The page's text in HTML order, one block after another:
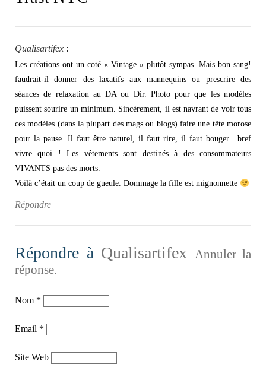
Qualisartifex :
Les créations ont un coté « Vintage » plutôt sympas. Mais bon sang!
faudrait-il donner des laxatifs aux mannequins ou prescrire des
séances de relaxation au DA ou Dir. Photo pour que les modèles
puissent sourire un minimum. Sincèrement, il est navrant de voir tous
ces modèles (dans la plupart des mags ou blogs) faire une tête morose
pour la pause. Il faut être naturel, il faut rire, il faut bouger…bref
vivre quoi ! Les vêtements sont destinés à des consommateurs
VIVANTS pas des morts.
Voilà c’était un coup de gueule. Dommage la fille est mignonnette
Répondre
Répondre à Qualisartifex Annuler la
réponse.
Nom *
Email *
Site Web